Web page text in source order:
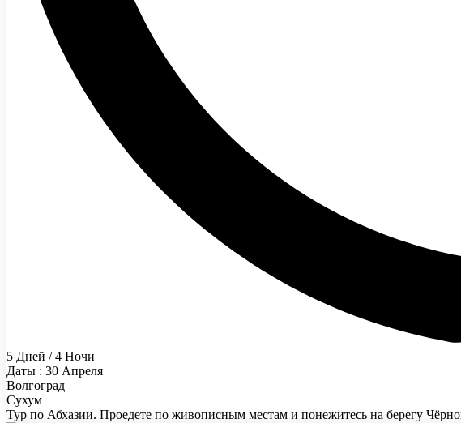
5 Дней / 4 Ночи
Даты : 30 Апреля
Волгоград
Сухум
Тур по Абхазии. Проедете по живописным местам и понежитесь на берегу